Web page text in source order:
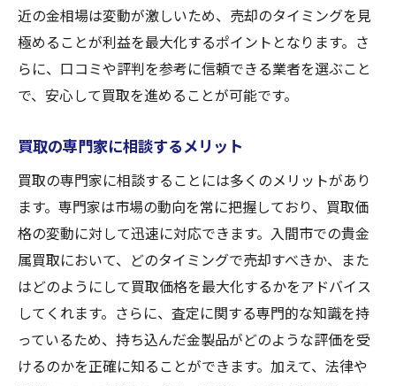
鑑定のプロセスを詳しく知る
鑑定士の意見を最大限に活用する方法
鑑定結果を元にした買取価格の交渉
プロの視点で見る貴金属の価値
必要な書類や証明書の準備
買取店への事前問い合わせの重要性
市場調査を基にした事前準備
心構えと計画的なアプローチ
買取成功のためのステップバイステップガ
イド
近の金相場は変動が激しいため、売却のタイミングを見
極めることが利益を最大化するポイントとなります。さ
らに、口コミや評判を参考に信頼できる業者を選ぶこと
で、安心して買取を進めることが可能です。
買取の専門家に相談するメリット
買取の専門家に相談することには多くのメリットがあり
ます。専門家は市場の動向を常に把握しており、買取価
格の変動に対して迅速に対応できます。入間市での貴金
属買取において、どのタイミングで売却すべきか、また
はどのようにして買取価格を最大化するかをアドバイス
してくれます。さらに、査定に関する専門的な知識を持
っているため、持ち込んだ金製品がどのような評価を受
けるのかを正確に知ることができます。加えて、法律や